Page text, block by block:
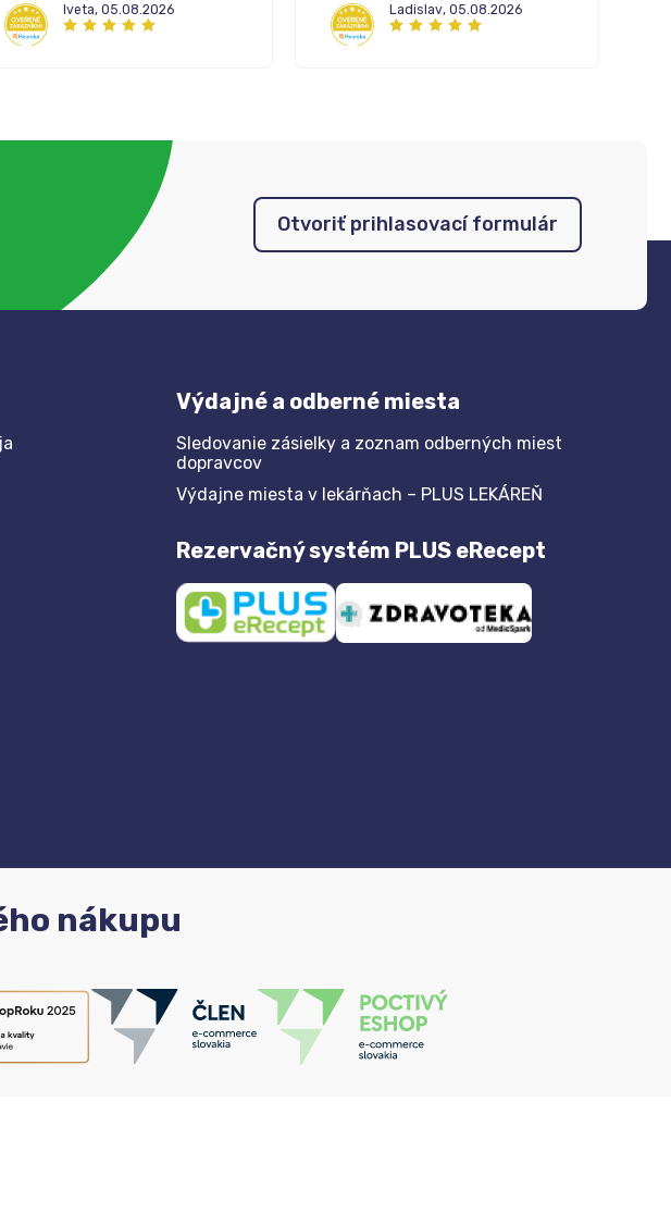
Iveta, 05.08.2026
Ladislav, 05.08.2026
Otvoriť prihlasovací formulár
Výdajné a odberné miesta
Sledovanie zásielky a zoznam odberných miest
dopravcov
Výdajne miesta v lekárňach – PLUS LEKÁREŇ
Rezervačný systém PLUS eRecept
nákupu